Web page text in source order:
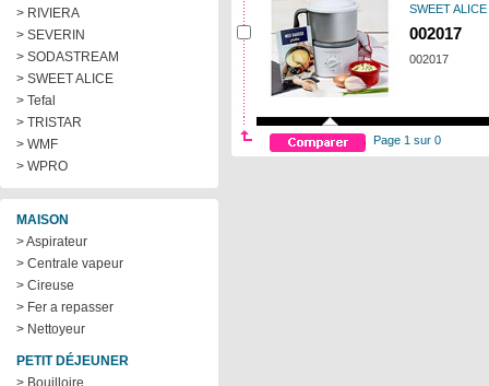
> RIVIERA
> SEVERIN
> SODASTREAM
> SWEET ALICE
> Tefal
> TRISTAR
> WMF
> WPRO
MAISON
> Aspirateur
> Centrale vapeur
> Cireuse
> Fer a repasser
> Nettoyeur
PETIT DÉJEUNER
> Bouilloire
SWEET ALICE
002017
002017
Page 1 sur 0